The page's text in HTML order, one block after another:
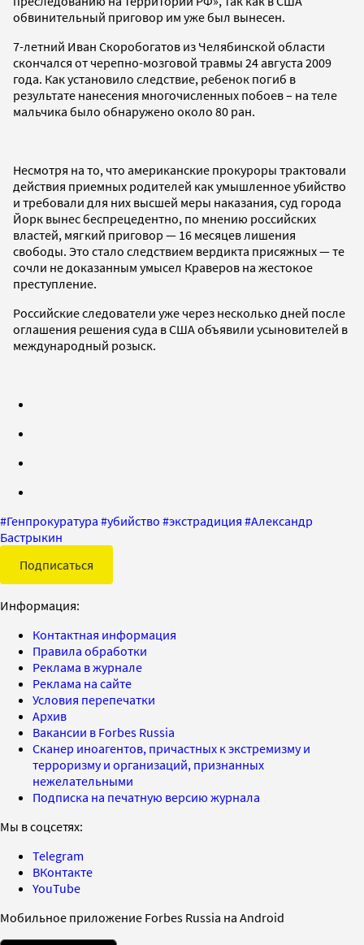
обвинительный приговор им уже был вынесен.
7-летний Иван Скоробогатов из Челябинской области
скончался от черепно-мозговой травмы 24 августа 2009
года. Как установило следствие, ребенок погиб в
результате нанесения многочисленных побоев – на теле
мальчика было обнаружено около 80 ран.
Несмотря на то, что американские прокуроры трактовали
действия приемных родителей как умышленное убийство
и требовали для них высшей меры наказания, суд города
Йорк вынес беспрецедентно, по мнению российских
властей, мягкий приговор — 16 месяцев лишения
свободы. Это стало следствием вердикта присяжных — те
сочли не доказанным умысел Краверов на жестокое
преступление.
Российские следователи уже через несколько дней после
оглашения решения суда в США объявили усыновителей в
международный розыск.
#Генпрокуратура #убийство #экстрадиция #Александр
Бастрыкин
Подписаться
Информация:
Контактная информация
Правила обработки
Реклама в журнале
Реклама на сайте
Условия перепечатки
Архив
Вакансии в Forbes Russia
Сканер иноагентов, причастных к экстремизму и
терроризму и организаций, признанных
нежелательными
Подписка на печатную версию журнала
Мы в соцсетях:
Telegram
ВКонтакте
YouTube
Мобильное приложение Forbes Russia на Android